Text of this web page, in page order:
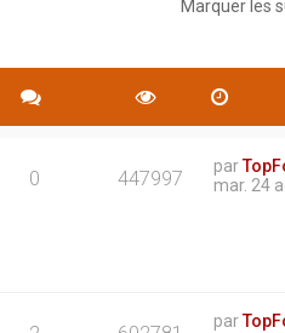
Marquer les
0 447997 par
mar. 24
par